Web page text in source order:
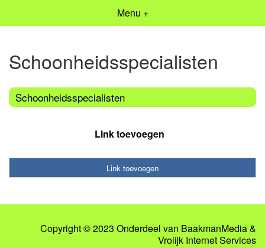
Menu +
Schoonheidsspecialisten
Schoonheidsspecialisten
Link toevoegen
Link toevoegen
Copyright © 2023 Onderdeel van BaakmanMedia&
Vrolijk Internet Services